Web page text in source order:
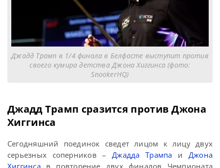
Джадд Трамп в 1/4 финала в Белфасте выступит против
своего кумира детства Джона Хиггинса (фото:
SnookerHQ)
Джадд Трамп сразится против Джона
Хиггинса
Сегодняшний поединок сведет лицом к лицу двух
серьезных соперников –Джадда Трампа и Джона
Хиггинсав повторение двух финалов Чемпионата